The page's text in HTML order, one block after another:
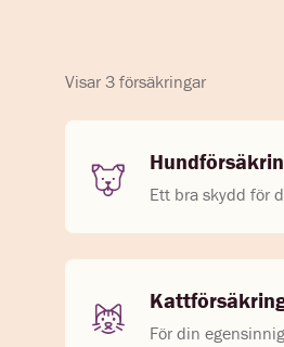
Visar 3 försäkringar
Ett bra skydd för
För din